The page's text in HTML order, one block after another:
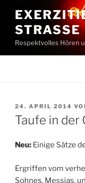
Inhalt
springenSTRASSE
Respektvolles Hören
VERÖFFENTLICHT
AM
24. APRIL 2014
Taufe in der
Neu: Einige Sätze
Ergriffen vom
Sohnes, Messias,